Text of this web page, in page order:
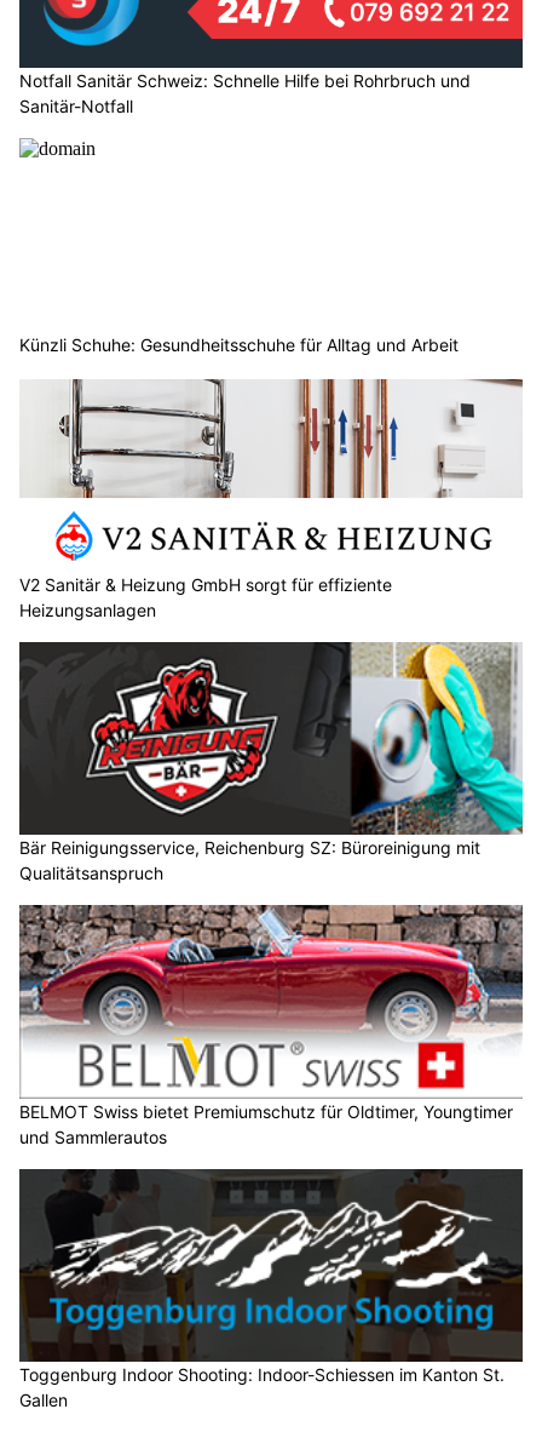
Notfall Sanitär Schweiz: Schnelle Hilfe bei Rohrbruch und
Sanitär-Notfall
Künzli Schuhe: Gesundheitsschuhe für Alltag und Arbeit
V2 Sanitär & Heizung GmbH sorgt für effiziente
Heizungsanlagen
Bär Reinigungsservice, Reichenburg SZ: Büroreinigung mit
Qualitätsanspruch
BELMOT Swiss bietet Premiumschutz für Oldtimer, Youngtimer
und Sammlerautos
Toggenburg Indoor Shooting: Indoor-Schiessen im Kanton St.
Gallen